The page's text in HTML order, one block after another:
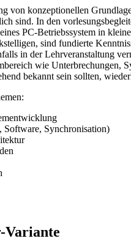
von konzeptionellen
sind. In den
PC-Betriebssystem in
sind fundierte
in der Lehrveranstaltung
wie Unterbrechungen,
bekannt sein sollten,
Software, Synchronisation)
Variante